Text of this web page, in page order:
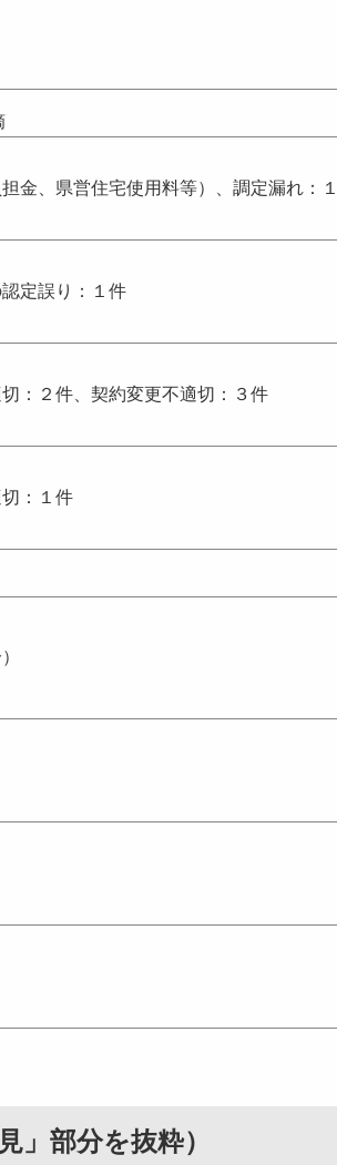
金、県営住宅使用料等）、調定漏れ：
定誤り：１件
：２件、契約変更不適切：３件
：１件
」部分を抜粋）